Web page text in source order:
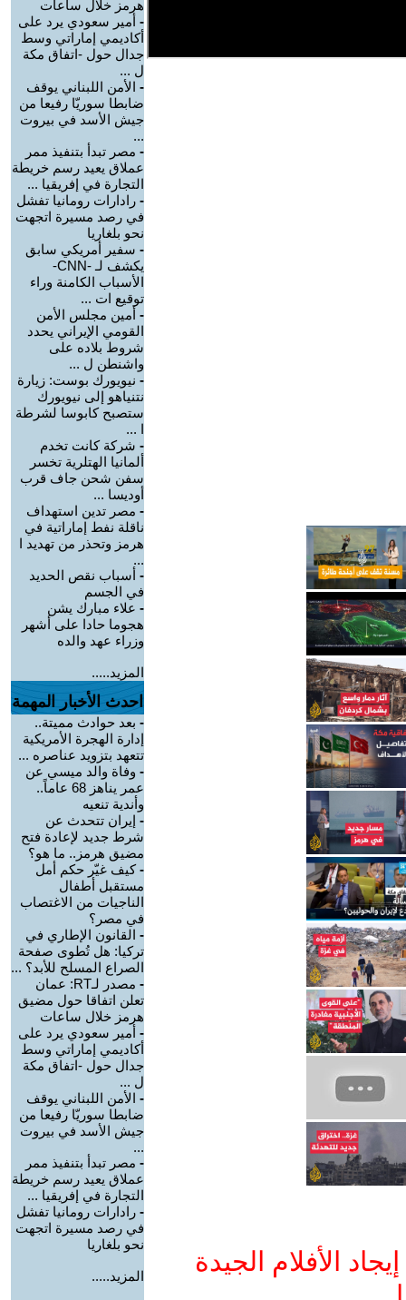
الأفلام الجيدة
هرمز خلال ساعات
- أمير سعودي يرد على
أكاديمي إماراتي وسط
جدال حول -اتفاق مكة
ل ...
- الأمن اللبناني يوقف
ضابطا سوريّا رفيعا من
جيش الأسد في بيروت
...
- مصر تبدأ بتنفيذ ممر
عملاق يعيد رسم خريطة
التجارة في إفريقيا ...
- رادارات رومانيا تفشل
في رصد مسيرة اتجهت
نحو بلغاريا
- سفير أمريكي سابق
يكشف لـ -CNN-
الأسباب الكامنة وراء
توقيع ات ...
- أمين مجلس الأمن
القومي الإيراني يحدد
شروط بلاده على
واشنطن ل ...
- نيويورك بوست: زيارة
نتنياهو إلى نيويورك
ستصبح كابوسا لشرطة
ا ...
- شركة كانت تخدم
ألمانيا الهتلرية تخسر
سفن شحن جاف قرب
أوديسا ...
- مصر تدين استهداف
ناقلة نفط إماراتية في
هرمز وتحذر من تهديد ا
...
- أسباب نقص الحديد
في الجسم
- علاء مبارك يشن
هجوما حادا على أشهر
وزراء عهد والده
المزيد.....
احدث الأخبار المهمة
- بعد حوادث مميتة..
إدارة الهجرة الأمريكية
تتعهد بتزويد عناصره ...
- وفاة والد ميسي عن
عمر يناهز 68 عاماً..
وأندية تنعيه
- إيران تتحدث عن
شرط جديد لإعادة فتح
مضيق هرمز.. ما هو؟
-كيف غيّر حكم أمل
مستقبل أطفال
الناجيات من الاغتصاب
في مصر؟
- القانون الإطاري في
تركيا: هل تُطوى صفحة
الصراع المسلح للأبد؟ ...
-
مصدر لـRT: عمان
تعلن اتفاقا حول مضيق
هرمز خلال ساعات
- أمير سعودي يرد على
أكاديمي إماراتي وسط
جدال حول -اتفاق مكة
ل ...
- الأمن اللبناني يوقف
ضابطا سوريّا رفيعا من
جيش الأسد في بيروت
...
- مصر تبدأ بتنفيذ ممر
عملاق يعيد رسم خريطة
التجارة في إفريقيا ...
- رادارات رومانيا تفشل
في رصد مسيرة اتجهت
نحو بلغاريا
المزيد.....